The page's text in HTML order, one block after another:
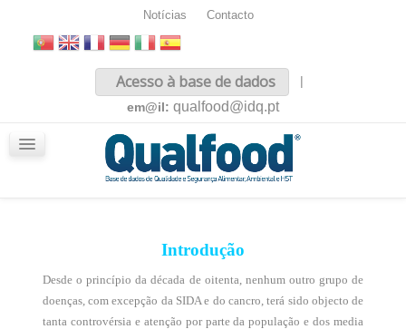
Notícias Contacto
Acesso à base de dados
|
em@il: qualfood@idq.pt
Introdução
Desde o princípio da década de oitenta, nenhum outro grupo de
doenças, com excepção da SIDA e do cancro, terá sido objecto de
tanta controvérsia e atenção por parte da população e dos media